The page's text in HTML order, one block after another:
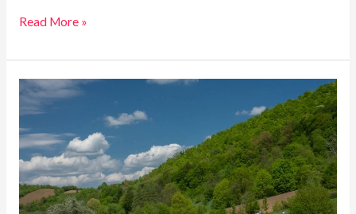
Стара
Read More »